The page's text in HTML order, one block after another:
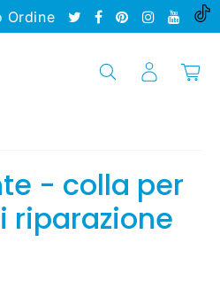
Ordine
- colla per
riparazione